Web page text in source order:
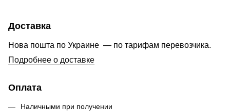
Доставка
Нова пошта по Украине — по тарифам перевозчика.
Подробнее о доставке
Оплата
Наличными при получении